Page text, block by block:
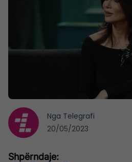
Nga Telegrafi
20/05/2023